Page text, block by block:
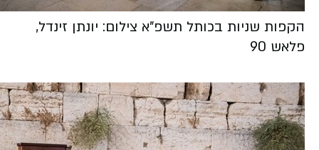
הקפות שניות בכותל תשפ"א צילום: יונתן זינדל,
פלאש 90